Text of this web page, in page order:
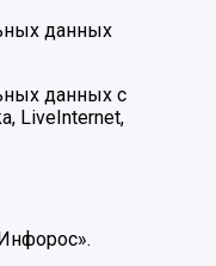
данных
данных с
LiveInternet,